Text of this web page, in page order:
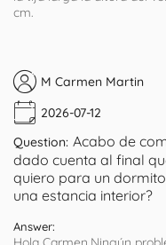
cm.
M Carmen Martin
2026-07-12
Question: Acabo de
dado cuenta al final
quiero para un
una estancia interior?
Answer: